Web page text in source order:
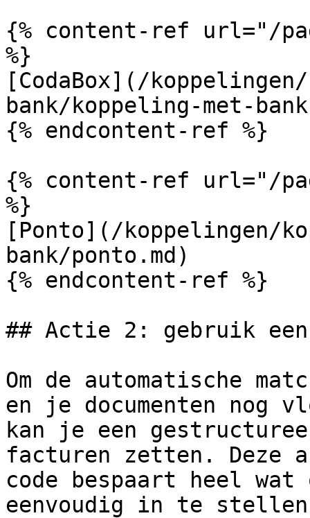
{% content-ref url="/
%}
[CodaBox](/
bank/koppeling-met-
{% endcontent-ref %}
{% content-ref url="/
%}
[Ponto](/koppelingen/
bank/ponto.md)
{% endcontent-ref %}
## Actie 2: gebruik
Om de automatische
en je documenten
kan je een
facturen zetten. Deze
code bespaart heel wat
eenvoudig in te